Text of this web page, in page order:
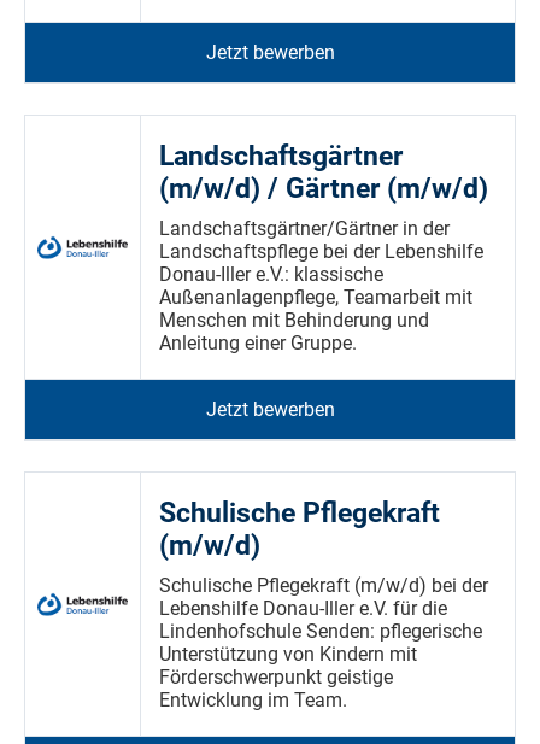
Jetzt bewerben
Landschaftsgärtner
(m/w/d) / Gärtner (m/w/d)
Landschaftsgärtner/Gärtner in der
Landschaftspflege bei der Lebenshilfe
Donau-Iller e.V.: klassische
Außenanlagenpflege, Teamarbeit mit
Menschen mit Behinderung und
Anleitung einer Gruppe.
Jetzt bewerben
Schulische Pflegekraft
(m/w/d)
Schulische Pflegekraft (m/w/d) bei der
Lebenshilfe Donau-Iller e.V. für die
Lindenhofschule Senden: pflegerische
Unterstützung von Kindern mit
Förderschwerpunkt geistige
Entwicklung im Team.